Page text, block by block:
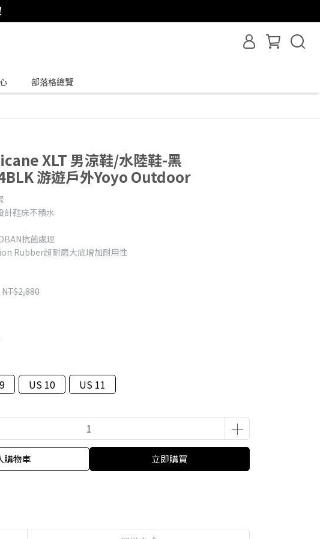
部落格總覽
XLT 男涼鞋/水陸鞋-黑
游遊戶外Yoyo Outdoor
計鞋床不積水
抗菌處理
Rubber超耐磨大底增加耐用性
NT$2,880
US 10 US 11
購物車 立即購買